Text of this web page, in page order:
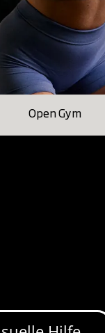
Open Gym